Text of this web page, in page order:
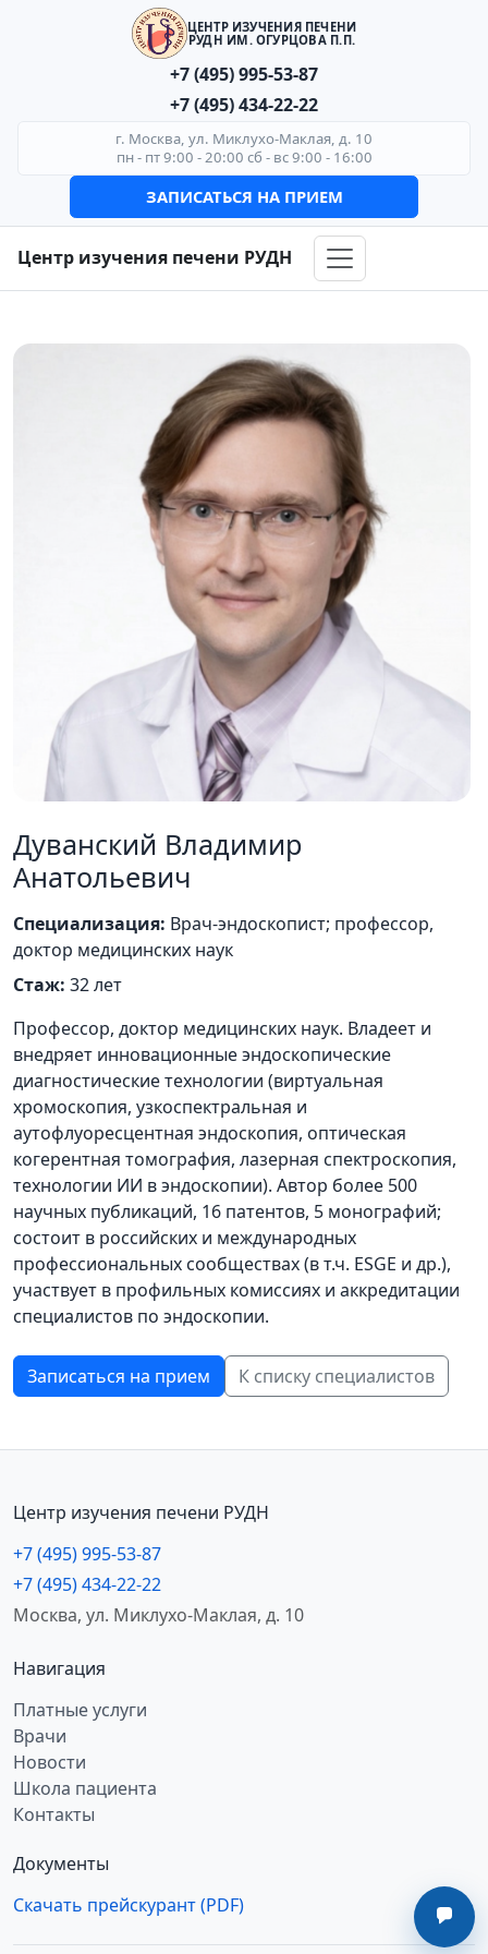
ЦЕНТР ИЗУЧЕНИЯ ПЕЧЕНИ
РУДН ИМ. ОГУРЦОВА П.П.
+7 (495) 995-53-87
+7 (495) 434-22-22
г. Москва, ул. Миклухо-Маклая, д. 10
пн - пт 9:00 - 20:00 сб - вс 9:00 - 16:00
ЗАПИСАТЬСЯ НА ПРИЕМ
Центр изучения печени РУДН
Дуванский Владимир
Анатольевич
Специализация: Врач-эндоскопист; профессор,
доктор медицинских наук
Стаж: 32 лет
Профессор, доктор медицинских наук. Владеет и
внедряет инновационные эндоскопические
диагностические технологии (виртуальная
хромоскопия, узкоспектральная и
аутофлуоресцентная эндоскопия, оптическая
когерентная томография, лазерная спектроскопия,
технологии ИИ в эндоскопии). Автор более 500
научных публикаций, 16 патентов, 5 монографий;
состоит в российских и международных
профессиональных сообществах (в т.ч. ESGE и др.),
участвует в профильных комиссиях и аккредитации
специалистов по эндоскопии.
Записаться на прием К списку специалистов
Центр изучения печени РУДН
+7 (495) 995-53-87
+7 (495) 434-22-22
Москва, ул. Миклухо-Маклая, д. 10
Навигация
Платные услуги
Врачи
Новости
Школа пациента
Контакты
Документы
Скачать прейскурант (PDF)